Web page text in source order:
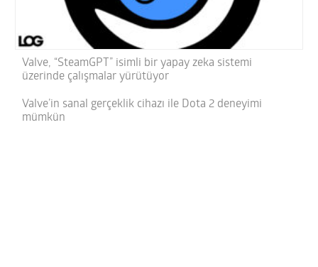
Valve, “SteamGPT” isimli bir yapay zeka sistemi
üzerinde çalışmalar yürütüyor
Valve’in sanal gerçeklik cihazı ile Dota 2 deneyimi
mümkün